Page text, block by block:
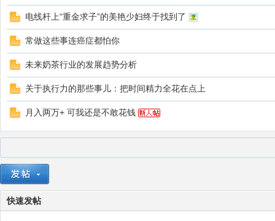
电线杆上“重金求子”的美艳少妇终于找到了
常做这些事连癌症都怕你
未来奶茶行业的发展趋势分析
关于执行力的那些事儿：把时间精力全花在点上
月入两万+ 可我还是不敢花钱
快速发帖